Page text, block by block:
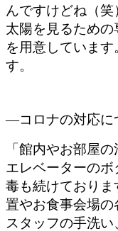
んですけどね（
太陽を見るため
を用意していま
す。
―コロナの対応に
「館内やお部屋
エレベーターの
毒も続けており
置やお食事会場の
スタッフの手洗